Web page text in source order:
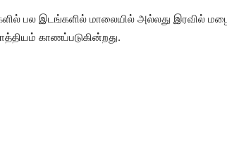
பல இடங்களில் மாலையில் அல்லது இரவில்
காணப்படுகின்றது.